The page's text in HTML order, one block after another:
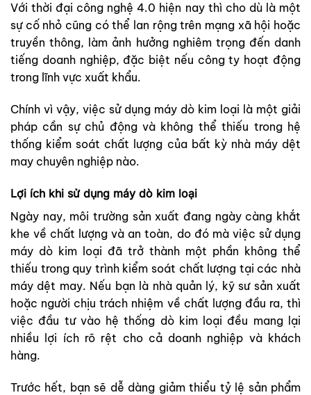
Với thời đại công nghệ 4.0 hiện nay thì cho dù là một
sự cố nhỏ cũng có thể lan rộng trên mạng xã hội hoặc
truyền thông, làm ảnh hưởng nghiêm trọng đến danh
tiếng doanh nghiệp, đặc biệt nếu công ty hoạt động
trong lĩnh vực xuất khẩu.
Chính vì vậy, việc sử dụng máy dò kim loại là một giải
pháp cần sự chủ động và không thể thiếu trong hệ
thống kiểm soát chất lượng của bất kỳ nhà máy dệt
may chuyên nghiệp nào.
Lợi ích khi sử dụng máy dò kim loại
Ngày nay, môi trường sản xuất đang ngày càng khắt
khe về chất lượng và an toàn, do đó mà việc sử dụng
máy dò kim loại đã trở thành một phần không thể
thiếu trong quy trình kiểm soát chất lượng tại các nhà
máy dệt may. Nếu bạn là nhà quản lý, kỹ sư sản xuất
hoặc người chịu trách nhiệm về chất lượng đầu ra, thì
việc đầu tư vào hệ thống dò kim loại đều mang lại
nhiều lợi ích rõ rệt cho cả doanh nghiệp và khách
hàng.
Trước hết, bạn sẽ dễ dàng giảm thiểu tỷ lệ sản phẩm